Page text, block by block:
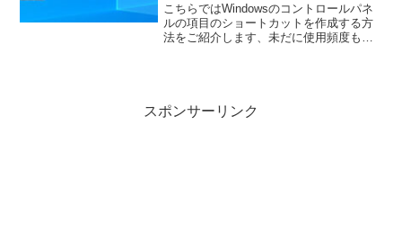
こちらではWindowsのコントロールパネ
ルの項目のショートカットを作成する方
法をご紹介します、未だに使用頻度も多
スポンサーリンク